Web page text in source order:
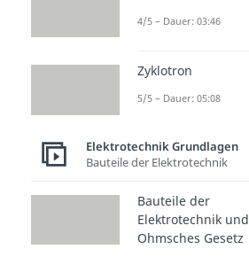
4/5 – Dauer: 03:46
Zyklotron
5/5 – Dauer: 05:08
Elektrotechnik Grundlagen
Bauteile der Elektrotechnik
Bauteile der
Elektrotechnik und
Ohmsches Gesetz